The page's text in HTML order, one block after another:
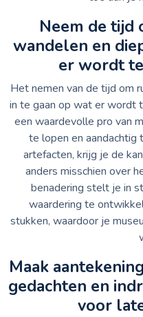
Neem de tijd
wandelen en
er wordt
Het nemen van de tijd om
in te gaan op wat er wordt
een waardevolle pro van
te lopen en aandachtig
artefacten, krijg je de
anders misschien over
benadering stelt je in
waardering te
stukken, waardoor je
Maak
gedachten en
voor